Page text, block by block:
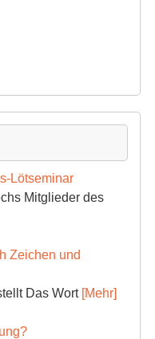
Lötseminar
Mitglieder des
Zeichen und
Das Wort [Mehr]